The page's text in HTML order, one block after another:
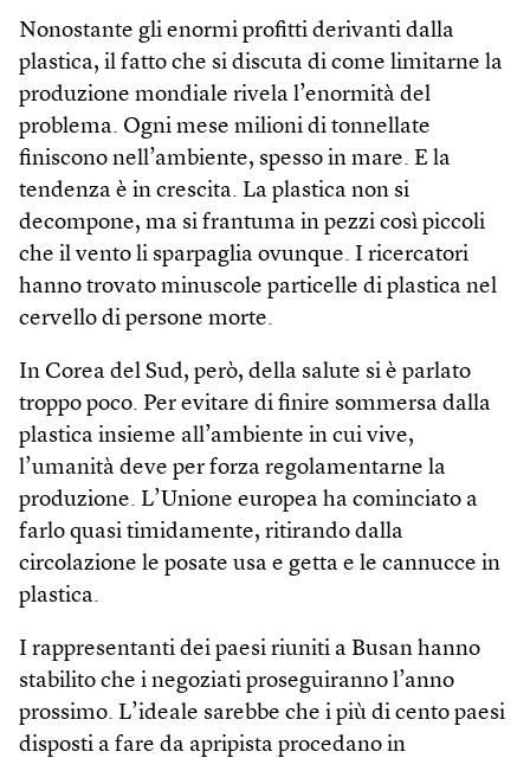
Nonostante gli enormi profitti derivanti dalla
plastica, il fatto che si discuta di come limitarne la
produzione mondiale rivela l’enormità del
problema. Ogni mese milioni di tonnellate
finiscono nell’ambiente, spesso in mare. E la
tendenza è in crescita. La plastica non si
decompone, ma si frantuma in pezzi così piccoli
che il vento li sparpaglia ovunque. I ricercatori
hanno trovato minuscole particelle di plastica nel
cervello di persone morte.
In Corea del Sud, però, della salute si è parlato
troppo poco. Per evitare di finire sommersa dalla
plastica insieme all’ambiente in cui vive,
l’umanità deve per forza regolamentarne la
produzione. L’Unione europea ha cominciato a
farlo quasi timidamente, ritirando dalla
circolazione le posate usa e getta e le cannucce in
plastica.
I rappresentanti dei paesi riuniti a Busan hanno
stabilito che i negoziati proseguiranno l’anno
prossimo. L’ideale sarebbe che i più di cento paesi
disposti a fare da apripista procedano in